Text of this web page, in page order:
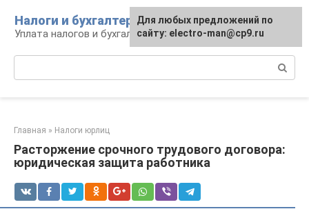
контенту
Налоги и бухгалтерия
Уплата налогов и бухгалтерская отчётность
Главная » Налоги юрлиц
Расторжение срочного трудового договора:
юридическая защита работника
Для любых предложений по
сайту: electro-man@cp9.ru